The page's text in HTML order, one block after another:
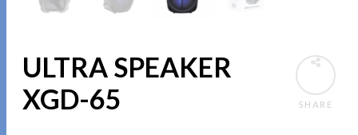
SHARE
ULTRA SPEAKER
XGD-65